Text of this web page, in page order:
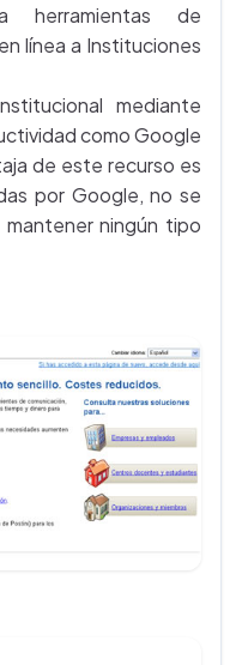
herramientas de
línea a Instituciones
mediante
como Google
de este recurso es
por Google, no se
mantener ningún tipo